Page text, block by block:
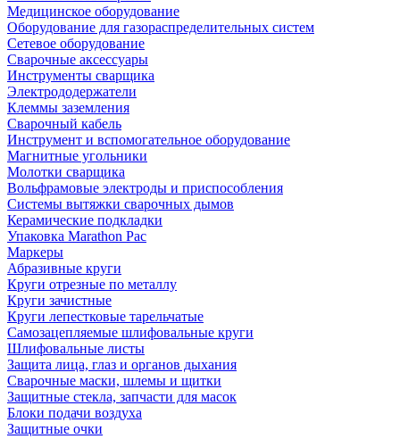
Медицинское оборудование
Оборудование для газораспределительных систем
Сетевое оборудование
Сварочные аксессуары
Инструменты сварщика
Электрододержатели
Клеммы заземления
Сварочный кабель
Инструмент и вспомогательное оборудование
Магнитные угольники
Молотки сварщика
Вольфрамовые электроды и приспособления
Системы вытяжки сварочных дымов
Керамические подкладки
Упаковка Marathon Pac
Маркеры
Абразивные круги
Круги отрезные по металлу
Круги зачистные
Круги лепестковые тарельчатые
Самозацепляемые шлифовальные круги
Шлифовальные листы
Защита лица, глаз и органов дыхания
Сварочные маски, шлемы и щитки
Защитные стекла, запчасти для масок
Блоки подачи воздуха
Защитные очки